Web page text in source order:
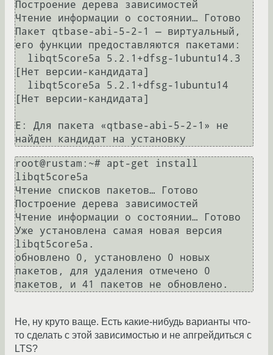
Построение дерева зависимостей
Чтение информации о состоянии… Готово
Пакет qtbase-abi-5-2-1 — виртуальный,
его функции предоставляются пакетами:
[Нет версии-кандидата]
[Нет версии-кандидата]
E: Для пакета «qtbase-abi-5-2-1» не
root@rustam:~# apt-get install
libqt5core5a
Чтение списков пакетов… Готово
Построение дерева зависимостей
Чтение информации о состоянии… Готово
Уже установлена самая новая версия
libqt5core5a.
обновлено 0, установлено 0 новых
пакетов, для удаления отмечено 0
Не, ну круто ваще. Есть какие-нибудь варианты что-
то сделать с этой зависимостью и не апгрейдиться с
LTS?